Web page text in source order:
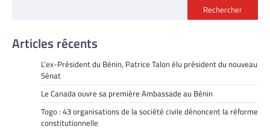
Rechercher
Articles récents
L’ex-Président du Bénin, Patrice Talon élu président du nouveau
Sénat
Le Canada ouvre sa première Ambassade au Bénin
Togo : 43 organisations de la société civile dénoncent la réforme
constitutionnelle